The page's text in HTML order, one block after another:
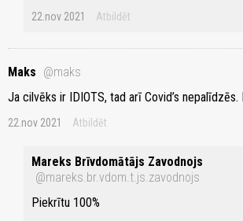
22.nov 2021 Atbildēt
Maks @maks
Ja cilvēks ir IDIOTS, tad arī Covid’s
22.nov 2021 Atbildēt
Mareks Brīvdomātājs Zavodnojs
@mareks.br.vdom.t.js.zavodnojs
Piekrītu 100%